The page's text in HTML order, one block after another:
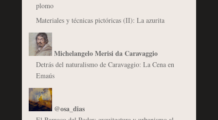
plomo
Materiales y técnicas pictóricas (II): La azurita
Michelangelo Merisi da Caravaggio
Detrás del naturalismo de Caravaggio: La Cena en
Emaús
@osa_dias